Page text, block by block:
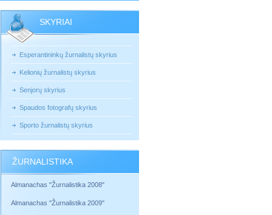
SKYRIAI
Esperantininkų žurnalistų skyrius
Kelionių žurnalistų skyrius
Senjorų skyrius
Spaudos fotografų skyrius
Sporto žurnalistų skyrius
ŽURNALISTIKA
Almanachas "Žurnalistika 2008"
Almanachas "Žurnalistika 2009"